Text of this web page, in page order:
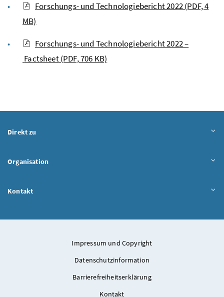
Forschungs- und Technologiebericht 2022(PDF, 4
MB)
Forschungs- und Technologiebericht 2022 –
Factsheet(PDF, 706 KB)
Direkt zu
Organisation
Kontakt
Impressum und Copyright
Datenschutzinformation
Barrierefreiheitserklärung
Kontakt